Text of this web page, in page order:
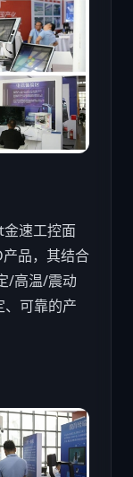
速工控面
品，其结合
/高温/震动
可靠的产